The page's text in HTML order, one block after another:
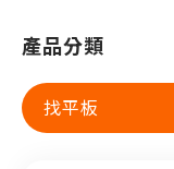
產品分類
找平板